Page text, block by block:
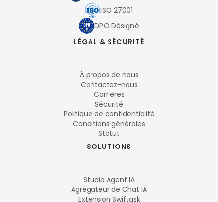
ISO 27001
DPO Désigné
LÉGAL & SÉCURITÉ
À propos de nous
Contactez-nous
Carrières
Sécurité
Politique de confidentialité
Conditions générales
Statut
SOLUTIONS
Studio Agent IA
Agrégateur de Chat IA
Extension Swiftask